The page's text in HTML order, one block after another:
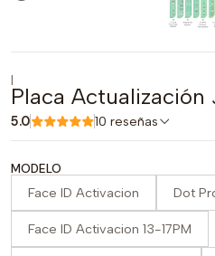
|
Placa Actualización
5.0 10 reseñas
MODELO
Face ID Activacion Dot
Face ID Activacion 13-17PM